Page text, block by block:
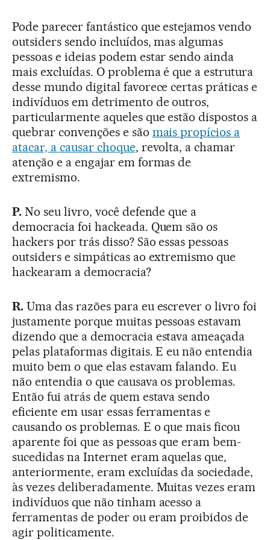
Pode parecer fantástico que estejamos vendo
outsiders sendo incluídos, mas algumas
pessoas e ideias podem estar sendo ainda
mais excluídas. O problema é que a estrutura
desse mundo digital favorece certas práticas e
indivíduos em detrimento de outros,
particularmente aqueles que estão dispostos a
quebrar convenções e são mais propícios a
atacar, a causar choque, revolta, a chamar
atenção e a engajar em formas de
extremismo.
P.No seu livro, você defende que a
democracia foi hackeada. Quem são os
hackers por trás disso? São essas pessoas
outsiders e simpáticas ao extremismo que
hackearam a democracia?
R.Uma das razões para eu escrever o livro foi
justamente porque muitas pessoas estavam
dizendo que a democracia estava ameaçada
pelas plataformas digitais. E eu não entendia
muito bem o que elas estavam falando. Eu
não entendia o que causava os problemas.
Então fui atrás de quem estava sendo
eficiente em usar essas ferramentas e
causando os problemas. E o que mais ficou
aparente foi que as pessoas que eram bem-
sucedidas na Internet eram aquelas que,
anteriormente, eram excluídas da sociedade,
às vezes deliberadamente. Muitas vezes eram
indivíduos que não tinham acesso a
ferramentas de poder ou eram proibidos de
agir politicamente.